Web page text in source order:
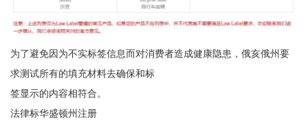
为了避免因为不实标签信息而对消费者造成健康隐患，俄亥俄州要
求测试所有的填充材料去确保和标
签显示的内容相符合。
法律标华盛顿州注册